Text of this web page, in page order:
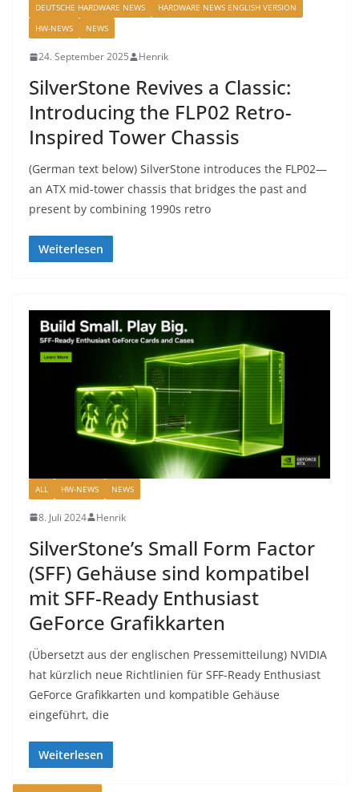
DEUTSCHE HARDWARE NEWS
HARDWARE NEWS ENGLISH VERSION
HW-NEWS
NEWS
24. September 2025 Henrik
SilverStone Revives a Classic:
Introducing the FLP02 Retro-
Inspired Tower Chassis
(German text below) SilverStone introduces the FLP02—
an ATX mid-tower chassis that bridges the past and
present by combining 1990s retro
Weiterlesen
ALL HW-NEWS NEWS
8. Juli 2024 Henrik
SilverStone’s Small Form Factor
(SFF) Gehäuse sind kompatibel
mit SFF-Ready Enthusiast
GeForce Grafikkarten
(Übersetzt aus der englischen Pressemitteilung) NVIDIA
hat kürzlich neue Richtlinien für SFF-Ready Enthusiast
GeForce Grafikkarten und kompatible Gehäuse
eingeführt, die
Weiterlesen